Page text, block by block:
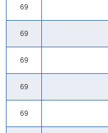
69
69
69
69
69